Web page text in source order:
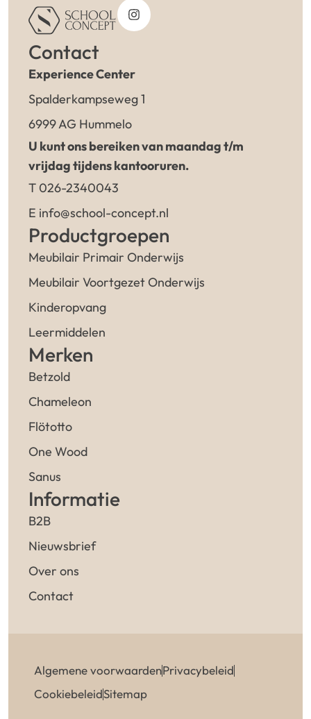
Contact
Experience Center
Spalderkampseweg 1
6999 AG Hummelo
U kunt ons bereiken van maandag t/m
vrijdag tijdens kantooruren.
T 026-2340043
E info@school-concept.nl
Productgroepen
Meubilair Primair Onderwijs
Meubilair Voortgezet Onderwijs
Kinderopvang
Leermiddelen
Merken
Betzold
Chameleon
Flötotto
One Wood
Sanus
Informatie
B2B
Nieuwsbrief
Over ons
Contact
Algemene voorwaardenPrivacybeleid
CookiebeleidSitemap